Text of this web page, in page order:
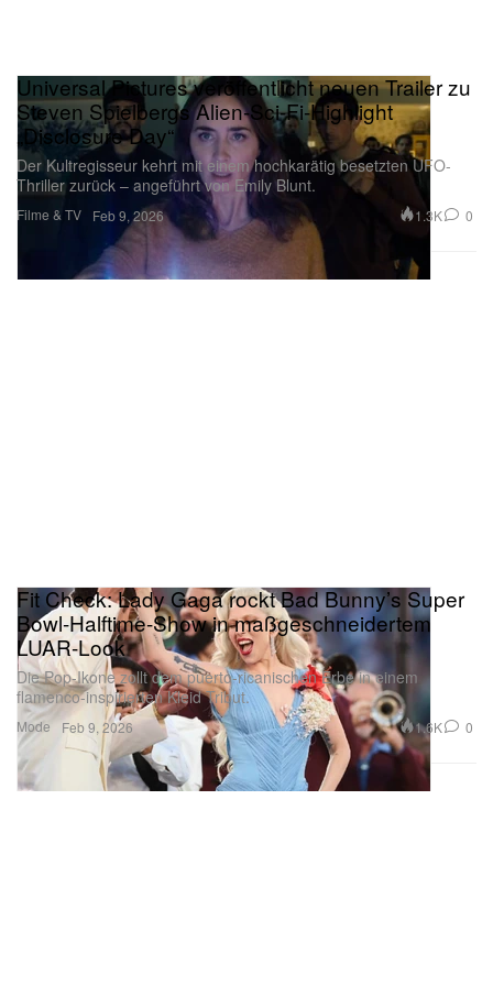
Filme & TV
Universal Pictures veröffentlicht neuen Trailer zu
Steven Spielbergs Alien-Sci-Fi-Highlight
„Disclosure Day“
Der Kultregisseur kehrt mit einem hochkarätig besetzten UFO-
Thriller zurück – angeführt von Emily Blunt.
Feb 9, 2026 1.3K 0
Mode
Fit Check: Lady Gaga rockt Bad Bunny’s Super
Bowl-Halftime-Show in maßgeschneidertem
LUAR-Look
Die Pop-Ikone zollt dem puerto-ricanischen Erbe in einem
flamenco-inspirierten Kleid Tribut.
Feb 9, 2026 1.6K 0